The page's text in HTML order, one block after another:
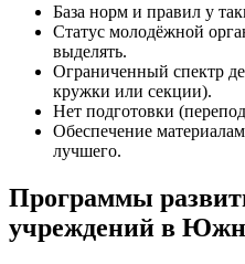
База норм и правил у
Статус молодёжной
выделять.
Ограниченный спектр
кружки или секции).
Нет подготовки
Обеспечение
лучшего.
Программы
учреждений в